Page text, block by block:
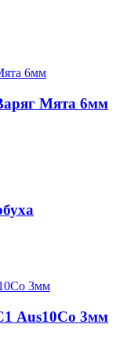
Мята 6мм
Aus10Co 3мм